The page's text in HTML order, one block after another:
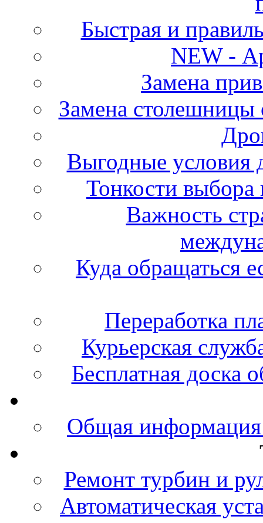
Быстрая и
NEW -
Замена
Замена
Выгодные условия
Тонкости выбора
Важность
Куда обращаться
Переработка
Курьерская
Бесплатная доска
Общая
Ремонт турбин и
Автоматическая